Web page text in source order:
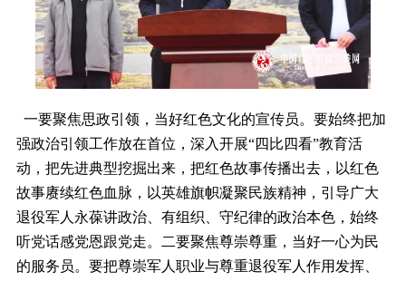
一要聚焦思政引领，当好红色文化的宣传员。要始终把加
强政治引领工作放在首位，深入开展“四比四看”教育活
动，把先进典型挖掘出来，把红色故事传播出去，以红色
故事赓续红色血脉，以英雄旗帜凝聚民族精神，引导广大
退役军人永葆讲政治、有组织、守纪律的政治本色，始终
听党话感党恩跟党走。二要聚焦尊崇尊重，当好一心为民
的服务员。要把尊崇军人职业与尊重退役军人作用发挥、